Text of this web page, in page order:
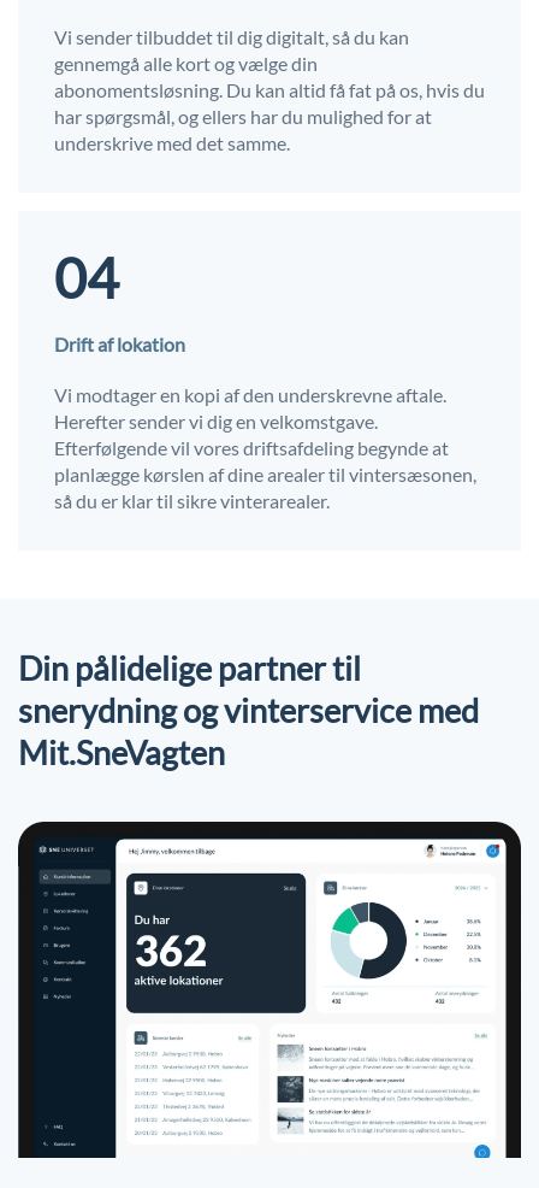
Vi sender tilbuddet til dig digitalt, så du kan
gennemgå alle kort og vælge din
abonomentsløsning. Du kan altid få fat på os, hvis du
har spørgsmål, og ellers har du mulighed for at
underskrive med det samme.
04
Drift af lokation
Vi modtager en kopi af den underskrevne aftale.
Herefter sender vi dig en velkomstgave.
Efterfølgende vil vores driftsafdeling begynde at
planlægge kørslen af dine arealer til vintersæsonen,
så du er klar til sikre vinterarealer.
Din pålidelige partner til
snerydning og vinterservice med
Mit.SneVagten